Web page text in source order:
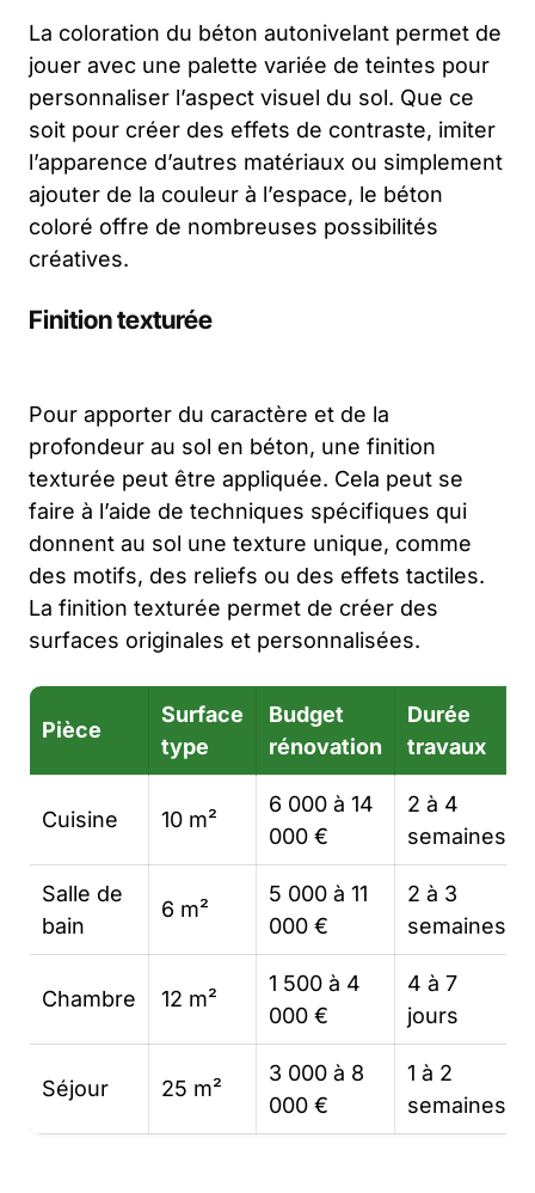
La coloration du béton autonivelant permet de
jouer avec une palette variée de teintes pour
personnaliser l’aspect visuel du sol. Que ce
soit pour créer des effets de contraste, imiter
l’apparence d’autres matériaux ou simplement
ajouter de la couleur à l’espace, le béton
coloré offre de nombreuses possibilités
créatives.
Finition texturée
Pour apporter du caractère et de la
profondeur au sol en béton, une finition
texturée peut être appliquée. Cela peut se
faire à l’aide de techniques spécifiques qui
donnent au sol une texture unique, comme
des motifs, des reliefs ou des effets tactiles.
La finition texturée permet de créer des
surfaces originales et personnalisées.
Pièce
Surface
type
Budget
rénovation
Durée
travaux
Cuisine 10 m²
6 000 à 14
000 €
2 à 4
semaines
Salle de
bain
6 m²
5 000 à 11
000 €
2 à 3
semaines
Chambre 12 m²
1 500 à 4
000 €
4 à 7
jours
Séjour 25 m²
3 000 à 8
000 €
1 à 2
semaines